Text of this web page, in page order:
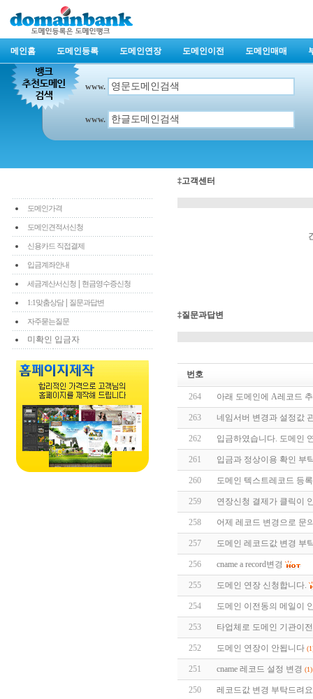
메인홈 도메인등록 도메인연장 도메인이전 도메인매매
www.
www.
도메인가격
도메인견적서신청
신용카드 직접결제
입금계좌안내
세금계산서신청 현금영수증신청
1:1맞춤상담| 질문과답변
자주묻는질문
미확인 입금자
‡고객센터
‡질문과답변
번호
264 아래 도메인에 A레코드
263 네임서버 변경과 설정값
262 입금하였습니다. 도메인
261 입금과 정상이용 확인 부
260 도메인 텍스트레코드 등록
259 연장신청 결제가 클릭이
258 어제 레코드 변경으로 문
257 도메인 레코드값 변경 부
256 cname a record변경
255 도메인 연장 신청합니다.
254 도메인 이전동의 메일이
253 타업체로 도메인 기관이
252 도메인 연장이 안됩니다
251 cname 레코드 설정 변경 (1)
250 레코드값 변경 부탁드려